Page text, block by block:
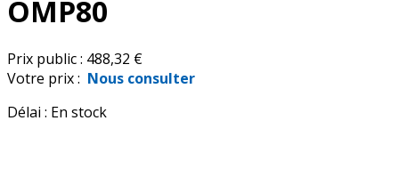
OMP80
Prix public : 488,32 €
Votre prix : Nous consulter
Délai : En stock